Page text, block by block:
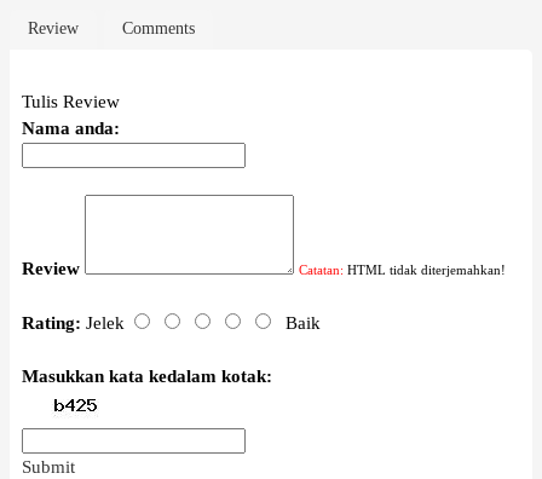
Review Comments
Tulis Review
Nama anda:
Review Catatan: HTML tidak diterjemahkan!
Rating: Jelek Baik
Masukkan kata kedalam kotak:
Submit